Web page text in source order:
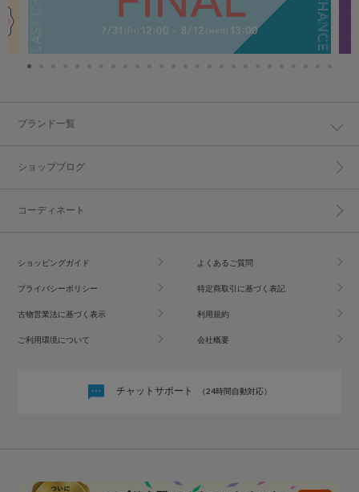
ブランド一覧
ショップブログ
コーディネート
ショッピングガイド よくあるご質問
プライバシーポリシー 特定商取引に基づく表記
古物営業法に基づく表示 利用規約
ご利用環境について 会社概要
チャットサポート （24時間自動対応）